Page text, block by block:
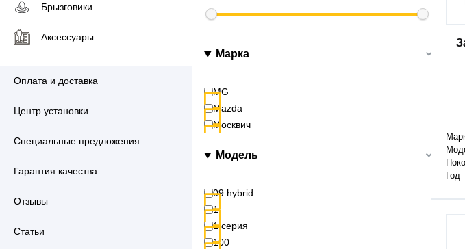
Брызговики
Аксессуары
Оплата и доставка
Центр установки
Специальные предложения
Гарантия качества
Отзывы
Статьи
Марка
MG
Mazda
Москвич
Модель
09 hybrid
1
1 серия
100
Год